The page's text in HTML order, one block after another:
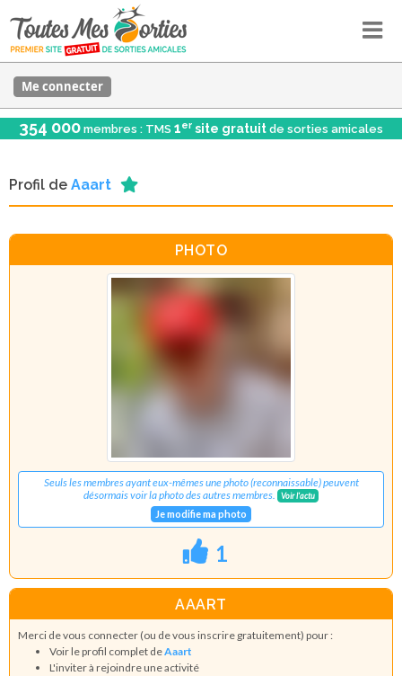
Me connecter
354 000 membres : TMS 1er site gratuit de sorties amicales
Profil de Aaart
PHOTO
Seuls les membres ayant eux-mêmes une photo (reconnaissable) peuvent
désormais voir la photo des autres membres.
Voir l'actu
Je modifie ma photo
1
AAART
Merci de vous connecter (ou de vous inscrire gratuitement) pour :
Voir le profil complet deAaart
L'inviter à rejoindre une activité